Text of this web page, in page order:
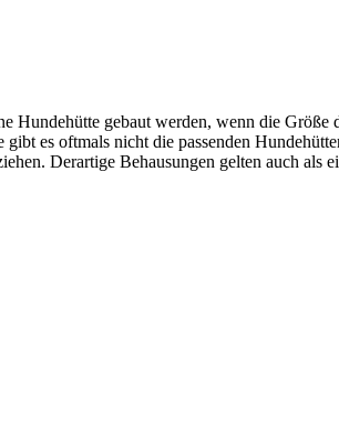
Hundehütte gebaut werden, wenn die Größe
es oftmals nicht die passenden
Derartige Behausungen gelten auch als